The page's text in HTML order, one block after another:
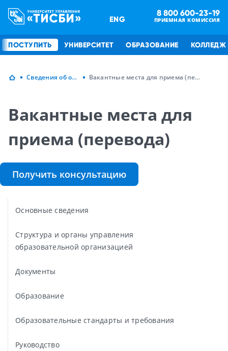
ENG
8 800 600-23-19
ПРИЕМНАЯ КОМИССИЯ
ПОСТУПИТЬ УНИВЕРСИТЕТ ОБРАЗОВАНИЕ КОЛЛЕДЖ
Сведения об образовательной организации Вакантные места для приема (перевода)
Вакантные места для
приема (перевода)
Получить консультацию
Основные сведения
Структура и органы управления
образовательной организацией
Документы
Образование
Образовательные стандарты и требования
Руководство